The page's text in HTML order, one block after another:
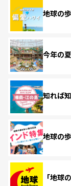
地球の
今年の
知れば
地球の
「地球